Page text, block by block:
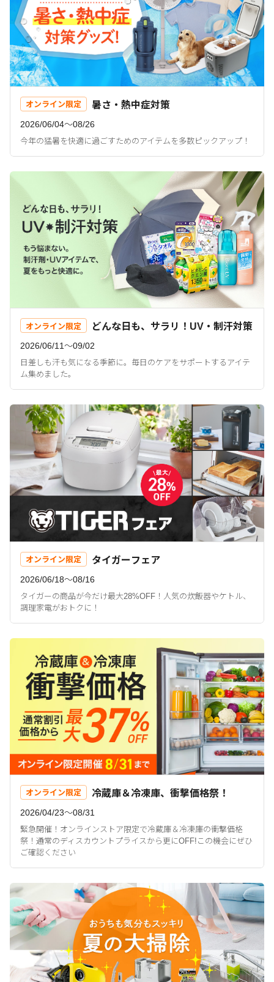
オンライン限定 暑さ・熱中症対策
2026/06/04〜08/26
今年の猛暑を快適に過ごすためのアイテムを多数ピックアップ！
オンライン限定 どんな日も、サラリ！UV・制汗対策
2026/06/11〜09/02
日差しも汗も気になる季節に。毎日のケアをサポートするアイテ
ム集めました。
オンライン限定 タイガーフェア
2026/06/18〜08/16
タイガーの商品が今だけ最大28%OFF！人気の炊飯器やケトル、
調理家電がおトクに！
オンライン限定 冷蔵庫＆冷凍庫、衝撃価格祭！
2026/04/23〜08/31
緊急開催！オンラインストア限定で冷蔵庫＆冷凍庫の衝撃価格
祭！通常のディスカウントプライスから更にOFF!この機会にぜひ
ご確認ください